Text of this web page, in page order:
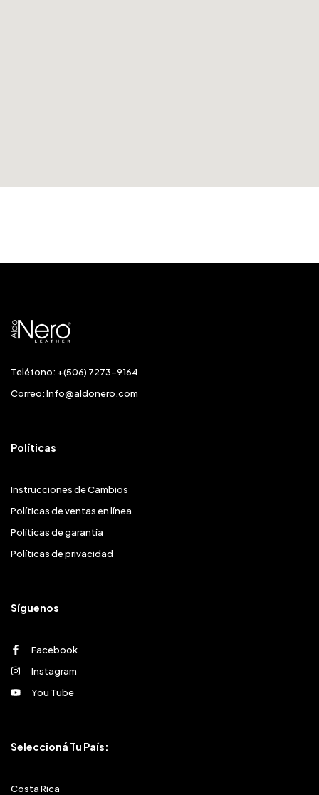
Teléfono: +(506) 7273-9164
Correo:Info@aldonero.com
Políticas
Instrucciones de Cambios
Políticas de ventas en línea
Políticas de garantía
Políticas de privacidad
Síguenos
Facebook
Instagram
You Tube
Seleccioná Tu País:
Costa Rica